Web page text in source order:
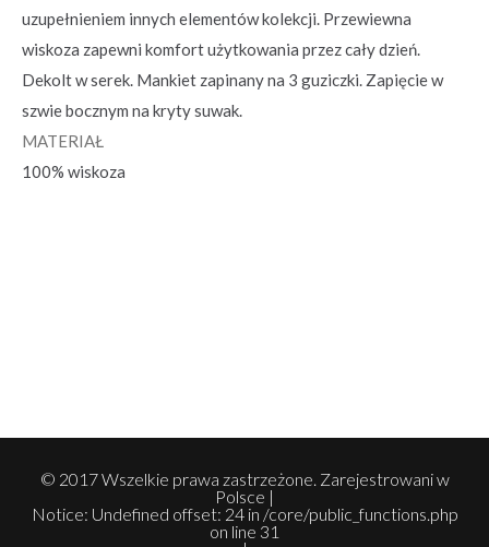
uzupełnieniem innych elementów kolekcji. Przewiewna
wiskoza zapewni komfort użytkowania przez cały dzień.
Dekolt w serek. Mankiet zapinany na 3 guziczki. Zapięcie w
szwie bocznym na kryty suwak.
MATERIAŁ
100% wiskoza
© 2017 Wszelkie prawa zastrzeżone. Zarejestrowani w
Polsce |
Notice: Undefined offset: 24 in /core/public_functions.php
on line 31